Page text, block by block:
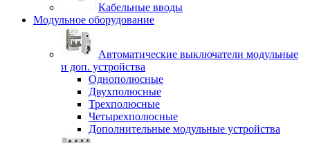
Кабельные вводы
Модульное оборудование
Автоматические выключатели модульные
и доп. устройства
Однополюсные
Двухполюсные
Трехполюсные
Четырехполюсные
Дополнительные модульные устройства